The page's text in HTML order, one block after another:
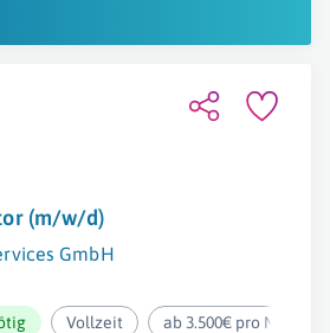
(m/w/d)
GmbH
Vollzeit ab 3.500€ pro Monat